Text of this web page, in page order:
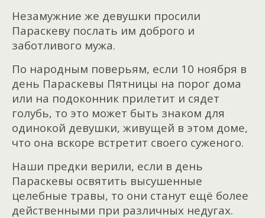
Незамужние же девушки просили
Параскеву послать им доброго и
заботливого мужа.
По народным поверьям, если 10 ноября в
день Параскевы Пятницы на порог дома
или на подоконник прилетит и сядет
голубь, то это может быть знаком для
одинокой девушки, живущей в этом доме,
что она вскоре встретит своего суженого.
Наши предки верили, если в день
Параскевы освятить высушенные
целебные травы, то они станут ещё более
действенными при различных недугах.